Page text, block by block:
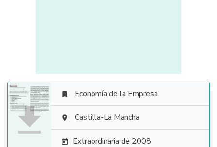

 Economía de la Empresa
 Castilla-La Mancha
 Extraordinaria de 2008